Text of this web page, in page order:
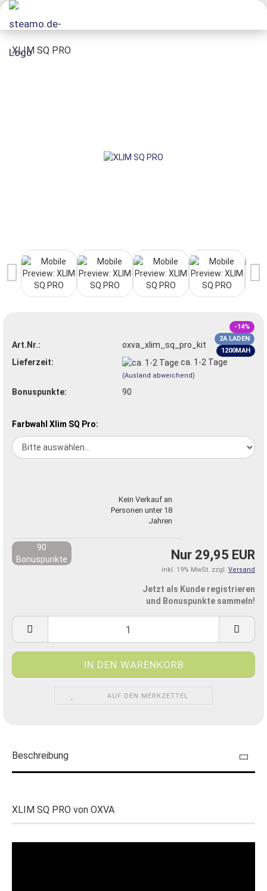
XLIM SQ PRO
-14%
2A LADEN
1200MAH
Art.Nr.:
oxva_xlim_sq_pro_kit
Lieferzeit:
ca. 1-2 Tage
(Ausland abweichend)
Bonuspunkte: 90
Farbwahl Xlim SQ Pro:
Kein Verkauf an
Personen unter 18
Jahren
Nur 29,95 EUR
inkl. 19% MwSt. zzgl. Versand
90
Bonuspunkte
Jetzt als Kunde registrieren
und Bonuspunkte sammeln!
AUF DEN MERKZETTEL
Beschreibung
XLIM SQ PRO von OXVA